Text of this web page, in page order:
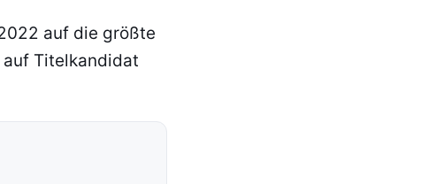
auf die größte
Titelkandidat